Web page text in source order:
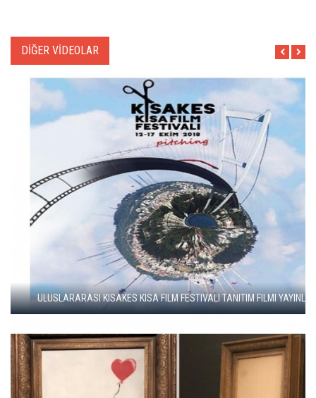
DİĞER VİDEOLAR
OPERA SANATÇISI AYSEV, AKM SEVINCINI PAYLAŞTI